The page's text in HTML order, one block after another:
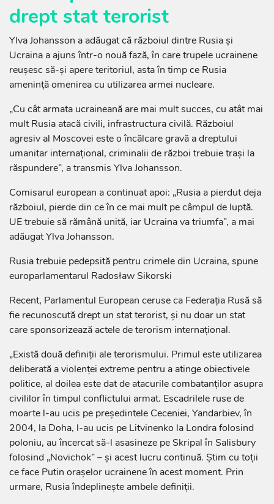
drept stat terorist
Ylva Johansson a adăugat că războiul dintre Rusia și
Ucraina a ajuns într-o nouă fază, în care trupele ucrainene
reușesc să-și apere teritoriul, asta în timp ce Rusia
amenință omenirea cu utilizarea armei nucleare.
„Cu cât armata ucraineană are mai mult succes, cu atât mai
mult Rusia atacă civili, infrastructura civilă. Războiul
agresiv al Moscovei este o încălcare gravă a dreptului
umanitar internațional, criminalii de război trebuie trași la
răspundere”, a transmis Ylva Johansson.
Comisarul european a continuat apoi: „Rusia a pierdut deja
războiul, pierde din ce în ce mai mult pe câmpul de luptă.
UE trebuie să rămână unită, iar Ucraina va triumfa”, a mai
adăugat Ylva Johansson.
Rusia trebuie pedepsită pentru crimele din Ucraina, spune
europarlamentarul Radosław Sikorski
Recent, Parlamentul European ceruse ca Federația Rusă să
fie recunoscută drept un stat terorist, și nu doar un stat
care sponsorizează actele de terorism internațional.
„Există două definiții ale terorismului. Primul este utilizarea
deliberată a violenței extreme pentru a atinge obiectivele
politice, al doilea este dat de atacurile combatanților asupra
civililor în timpul conflictului armat. Escadrilele ruse de
moarte l-au ucis pe președintele Ceceniei, Yandarbiev, în
2004, la Doha, l-au ucis pe Litvinenko la Londra folosind
poloniu, au încercat să-l asasineze pe Skripal în Salisbury
folosind „Novichok” – și acest lucru continuă. Știm cu toții
ce face Putin orașelor ucrainene în acest moment. Prin
urmare, Rusia îndeplinește ambele definiții.